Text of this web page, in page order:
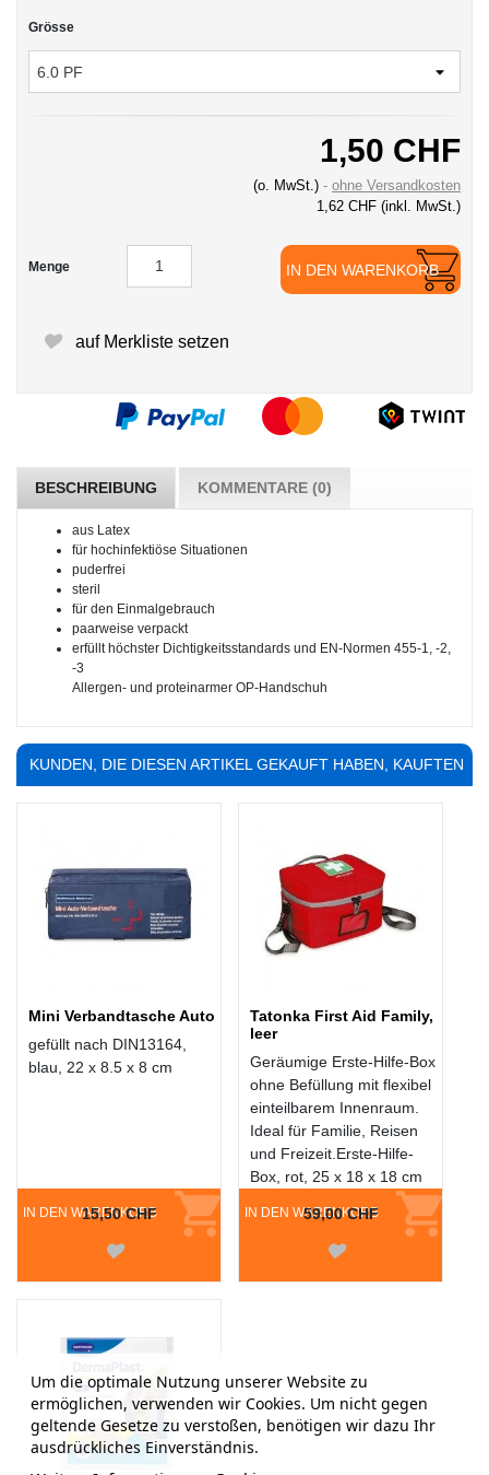
Grösse
1,50 CHF
(o. MwSt.)
ohne Versandkosten
1,62 CHF (inkl. MwSt.)
Menge IN DEN WARENKORB
auf Merkliste setzen
BESCHREIBUNG KOMMENTARE (0)
aus Latex
für hochinfektiöse Situationen
puderfrei
steril
für den Einmalgebrauch
paarweise verpackt
erfüllt höchster Dichtigkeitsstandards und EN-Normen 455-1, -2,
-3
Allergen- und proteinarmer OP-Handschuh
KUNDEN, DIE DIESEN ARTIKEL GEKAUFT HABEN, KAUFTEN
Mini Verbandtasche Auto
gefüllt nach DIN13164,
blau, 22 x 8.5 x 8 cm
IN DEN WARENKORB
15,50 CHF
Tatonka First Aid Family,
leer
Geräumige Erste-Hilfe-Box
ohne Befüllung mit flexibel
einteilbarem Innenraum.
Ideal für Familie, Reisen
und Freizeit.Erste-Hilfe-
Box, rot, 25 x 18 x 18 cm
IN DEN WARENKORB
59,00 CHF
Um die optimale Nutzung unserer Website zu
ermöglichen, verwenden wir Cookies. Um nicht gegen
geltende Gesetze zu verstoßen, benötigen wir dazu Ihr
ausdrückliches Einverständnis.